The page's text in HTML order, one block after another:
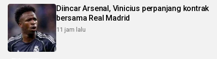
Diincar Arsenal, Vinicius perpanjang kontrak
bersama Real Madrid
11 jam lalu